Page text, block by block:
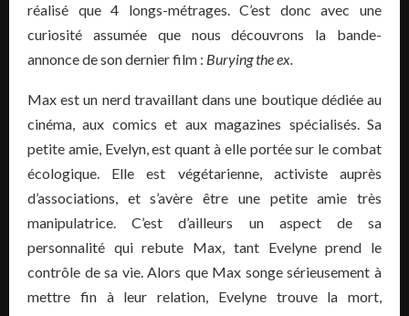
réalisé que 4 longs-métrages. C’est donc avec une
curiosité assumée que nous découvrons la bande-
annonce de son dernier film : Burying the ex.
Max est un nerd travaillant dans une boutique dédiée au
cinéma, aux comics et aux magazines spécialisés. Sa
petite amie, Evelyn, est quant à elle portée sur le combat
écologique. Elle est végétarienne, activiste auprès
d’associations, et s’avère être une petite amie très
manipulatrice. C’est d’ailleurs un aspect de sa
personnalité qui rebute Max, tant Evelyne prend le
contrôle de sa vie. Alors que Max songe sérieusement à
mettre fin à leur relation, Evelyne trouve la mort,